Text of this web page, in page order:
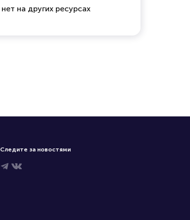
нет на других ресурсах
Следите за новостями